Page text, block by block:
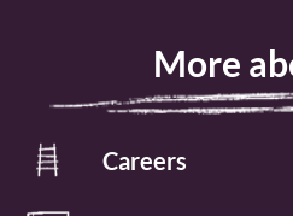
More
Careers